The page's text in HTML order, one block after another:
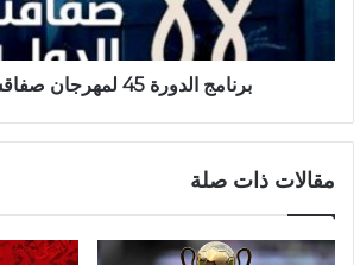
برنامج الدورة 45 لمهرجان صفاقس الدولي
مقالات ذات صلة